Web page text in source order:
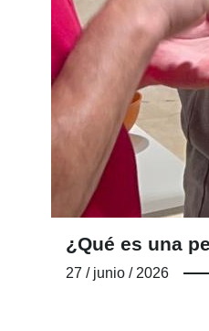
¿Qué es una
27 / junio / 2026